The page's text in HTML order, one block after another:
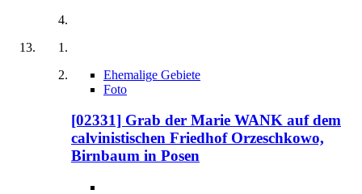
Ehemalige Gebiete
Foto
[02331] Grab der Marie WANK auf dem
calvinistischen Friedhof Orzeschkowo,
Birnbaum in Posen